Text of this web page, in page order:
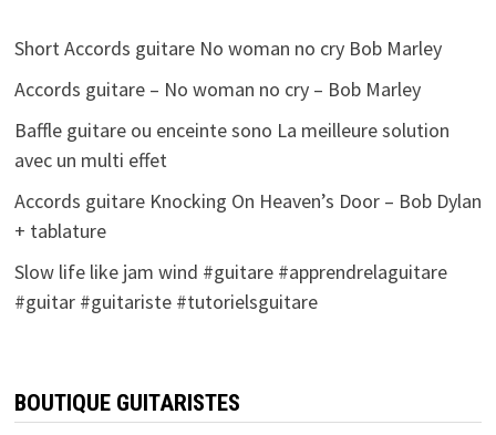
Short Accords guitare No woman no cry Bob Marley
Accords guitare – No woman no cry – Bob Marley
Baffle guitare ou enceinte sono La meilleure solution
avec un multi effet
Accords guitare Knocking On Heaven’s Door – Bob Dylan
+ tablature
Slow life like jam wind #guitare #apprendrelaguitare
#guitar #guitariste #tutorielsguitare
BOUTIQUE GUITARISTES